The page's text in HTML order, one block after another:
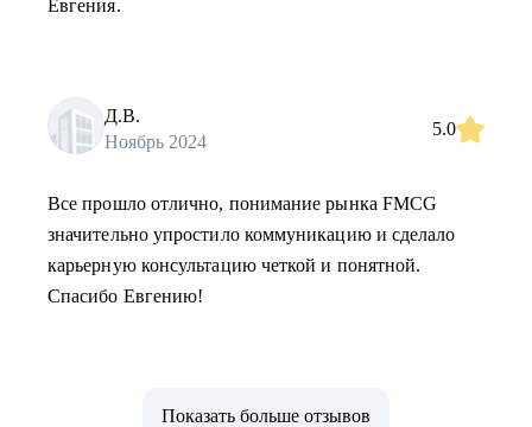
Евгения.
Д.В.
Ноябрь 2024
5.0
Все прошло отлично, понимание рынка FMCG
значительно упростило коммуникацию и сделало
карьерную консультацию четкой и понятной.
Спасибо Евгению!
Показать больше отзывов